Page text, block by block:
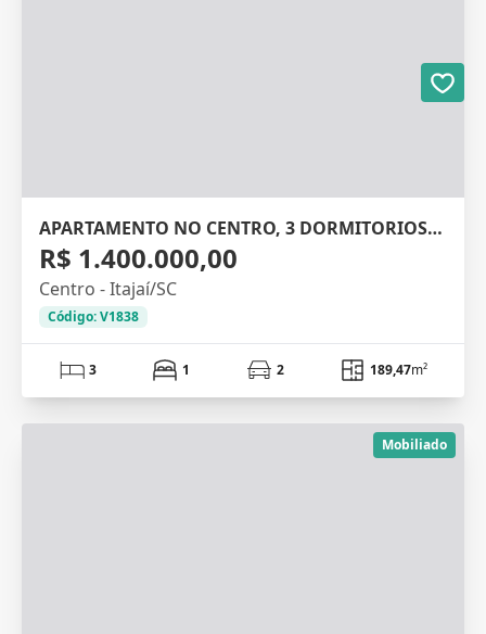
APARTAMENTO NO CENTRO, 3 DORMITORIOS, 189M²
R$ 1.400.000,00
Centro - Itajaí/SC
Código: V1838
3 1 2 189,47m²
Mobiliado